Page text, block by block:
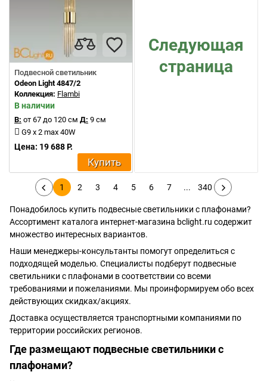
Подвесной светильник
Odeon Light 4847/2
Коллекция: Flambi
В наличии
В: от 67 до 120 см Д: 9 см
G9 x 2 max 40W
Цена: 19 688 Р.
Купить
Следующая
страница
1 2 3 4 5 6 7 ... 340
Понадобилось купить подвесные светильники с плафонами?
Ассортимент каталога интернет-магазина bclight.ru содержит
множество интересных вариантов.
Наши менеджеры-консультанты помогут определиться с
подходящей моделью. Специалисты подберут подвесные
светильники с плафонами в соответствии со всеми
требованиями и пожеланиями. Мы проинформируем обо всех
действующих скидках/акциях.
Доставка осуществляется транспортными компаниями по
территории российских регионов.
Где размещают подвесные светильники с
плафонами?